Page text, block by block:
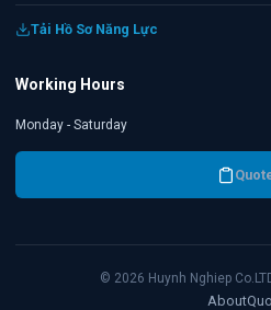
Tải Hồ Sơ Năng Lực
Working Hours
Monday - Saturday
© 2026 Huynh Nghiep
About